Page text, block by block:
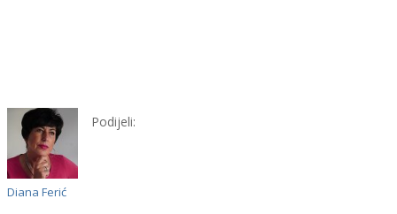
Diana Ferić
Podijeli: